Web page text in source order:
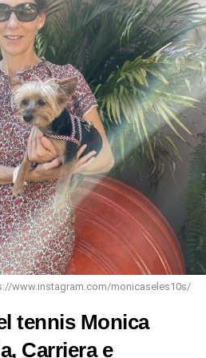
a consolidare la presenza del
mondiale. La sua abilità
momenti cruciali e la sua etica
hanno reso un esempio per le
italiani.
dal Campo
da tennis, Tonino Zugarelli
costante nel promuovere lo
tempo ed energie a iniziative
tennistica nel paese,
e partecipando a programmi
La sua visione era quella
alla crescita e alla
italiani.
www.instagram.com/monicaseles10s/
tennis Monica
Carriera e